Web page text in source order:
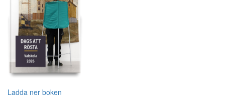
Ladda ner boken